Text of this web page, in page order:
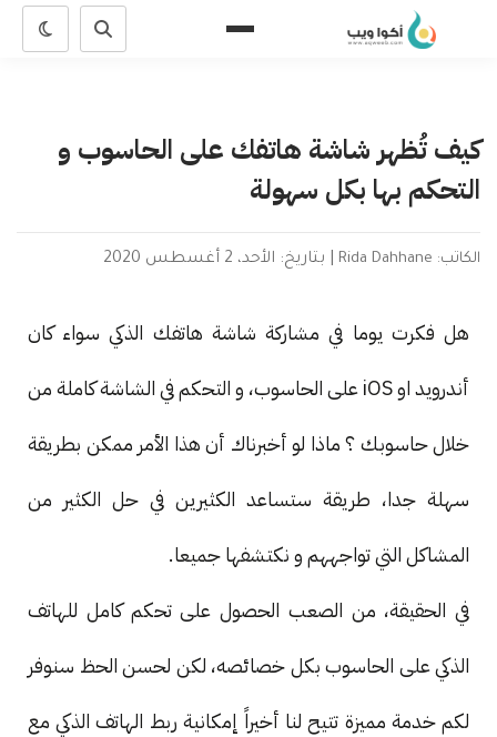
كيف تُظهر شاشة هاتفك على الحاسوب و
التحكم بها بكل سهولة
الكاتب: Rida Dahhane بتاريخ: الأحد، 2 أغسطس 2020
هل فكرت يوما في مشاركة شاشة هاتفك الذكي سواء كان
أندرويد او iOS على الحاسوب، و التحكم في الشاشة كاملة من
خلال حاسوبك ؟ ماذا لو أخبرناك أن هذا الأمر ممكن بطريقة
سهلة جدا، طريقة ستساعد الكثيرين في حل الكثير من
المشاكل التي تواجههم و نكتشفها جميعا.
في الحقيقة، من الصعب الحصول على تحكم كامل للهاتف
الذكي على الحاسوب بكل خصائصه، لكن لحسن الحظ سنوفر
لكم خدمة مميزة تتيح لنا أخيراً إمكانية ربط الهاتف الذكي مع